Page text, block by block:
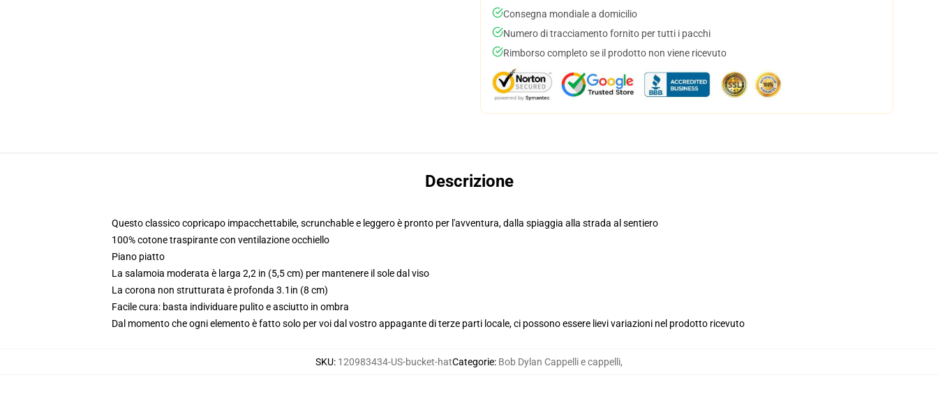
Consegna mondiale a domicilio
Numero di tracciamento fornito per tutti i pacchi
Rimborso completo se il prodotto non viene ricevuto
Descrizione
Questo classico copricapo impacchettabile, scrunchable e leggero è pronto per l'avventura, dalla spiaggia alla strada al sentiero
100% cotone traspirante con ventilazione occhiello
Piano piatto
La salamoia moderata è larga 2,2 in (5,5 cm) per mantenere il sole dal viso
La corona non strutturata è profonda 3.1in (8 cm)
Facile cura: basta individuare pulito e asciutto in ombra
Dal momento che ogni elemento è fatto solo per voi dal vostro appagante di terze parti locale, ci possono essere lievi variazioni nel prodotto ricevuto
SKU: 120983434-US-bucket-hatCategorie: Bob Dylan Cappelli e cappelli,